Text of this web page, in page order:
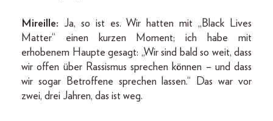
Mireille: Ja, so ist es. Wir hatten mit „Black Lives
Matter“ einen kurzen Moment; ich habe mit
erhobenem Haupte gesagt: „Wir sind bald so weit, dass
wir offen über Rassismus sprechen können – und dass
wir sogar Betroffene sprechen lassen.“ Das war vor
zwei, drei Jahren, das ist weg.